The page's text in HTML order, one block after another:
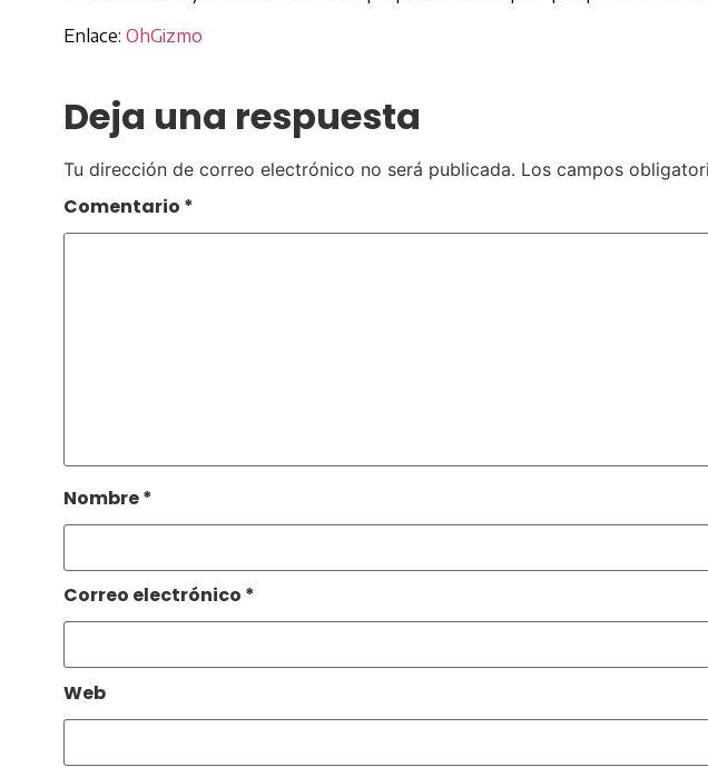
Enlace: OhGizmo
Deja una respuesta
Tu dirección de correo electrónico no será publicada. Los campos
Comentario *
Nombre*
Correo electrónico *
Web